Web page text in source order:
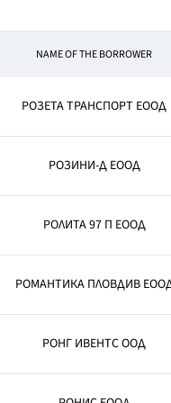
NAME OF THE BORROWER
РОЗЕТА ТРАНСПОРТ ЕООД
РОЗИНИ-Д ЕООД
РОЛИТА 97 П ЕООД
РОМАНТИКА ПЛОВДИВ
РОНГ ИВЕНТС ООД